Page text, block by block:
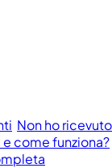
Non ho
e come funziona?